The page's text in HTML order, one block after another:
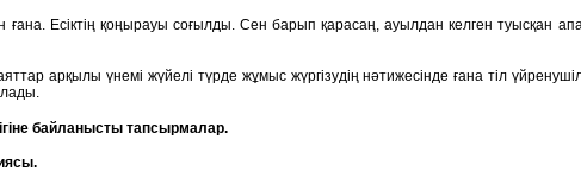
ғана. Есіктің қоңырауы соғылды. Сен барып қарасаң, ауылдан келген туысқан
арқылы үнемі жүйелі түрде жұмыс жүргізудің нәтижесінде ғана тіл
байланысты тапсырмалар.